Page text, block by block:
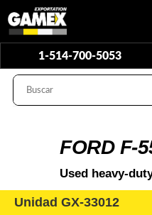
1-514-700-5053
FORD F-
Used heavy-
Unidad GX-33012